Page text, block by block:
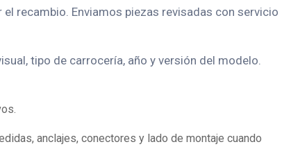
recambio. Enviamos piezas revisadas con servicio
tipo de carrocería, año y versión del modelo.
anclajes, conectores y lado de montaje cuando